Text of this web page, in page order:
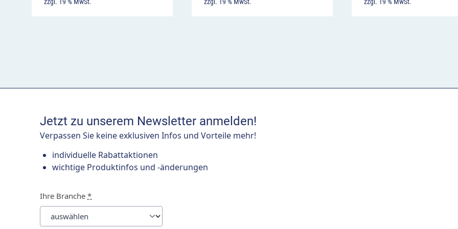
Jetzt zu unserem Newsletter anmelden!
Verpassen Sie keine exklusiven Infos und Vorteile mehr!
individuelle Rabattaktionen
wichtige Produktinfos und -änderungen
Ihre Branche *